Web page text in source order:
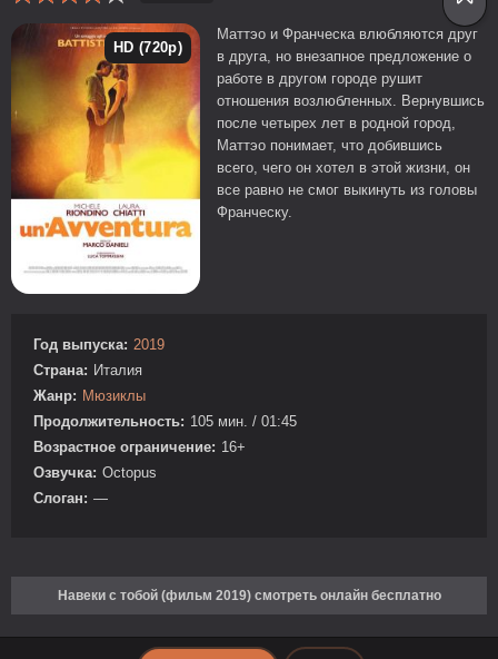
HD (720p)
Маттэо и Франческа влюбляются друг
в друга, но внезапное предложение о
работе в другом городе рушит
отношения возлюбленных. Вернувшись
после четырех лет в родной город,
Маттэо понимает, что добившись
всего, чего он хотел в этой жизни, он
все равно не смог выкинуть из головы
Франческу.
Год выпуска: 2019
Страна: Италия
Жанр: Мюзиклы
Продолжительность: 105 мин. / 01:45
Возрастное ограничение: 16+
Озвучка: Octopus
Слоган: —
Навеки с тобой (фильм 2019) смотреть онлайн бесплатно